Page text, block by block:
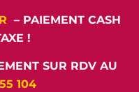
– PAIEMENT CASH
!
SUR RDV AU
104